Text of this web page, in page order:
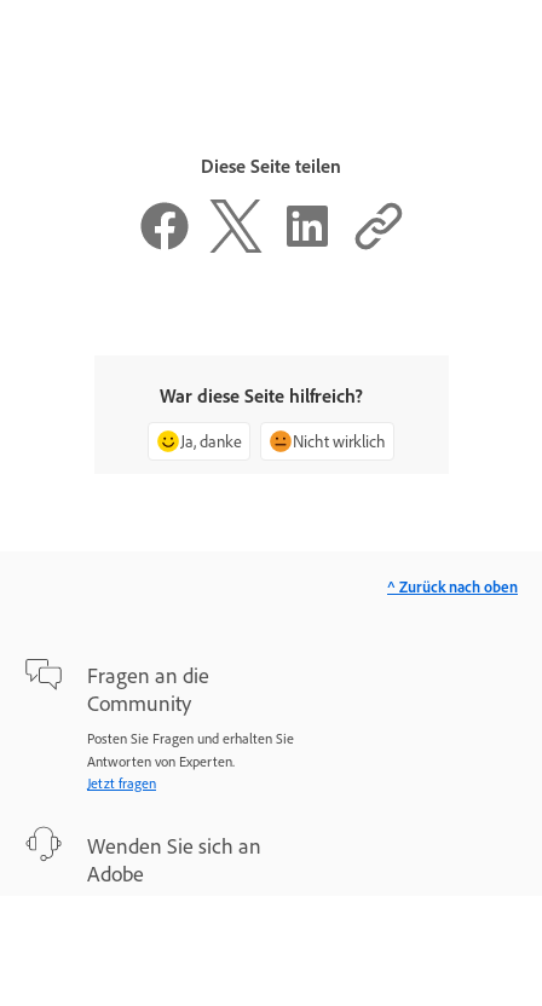
Diese Seite teilen
War diese Seite hilfreich?
Ja, danke Nicht wirklich
Fragen an die
Community
Posten Sie Fragen und erhalten Sie
Antworten von Experten.
Jetzt fragen
Wenden Sie sich an
Adobe
^ Zurück nach oben